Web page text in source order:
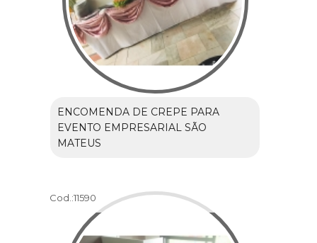
ENCOMENDA DE CREPE PARA
EVENTO EMPRESARIAL SÃO
MATEUS
Cod.:11590